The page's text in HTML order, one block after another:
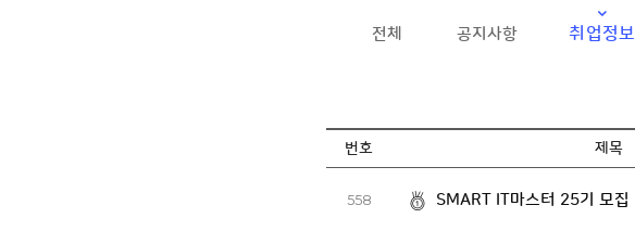
전체 공지사항 취업정보
번호 제목
558 SMART IT마스터 25기 모집